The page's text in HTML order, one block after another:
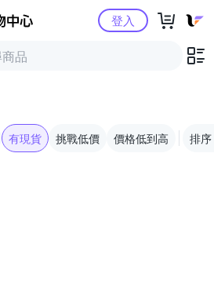
Yahoo購物中心登入
有現貨 挑戰低價 價格低到高 排序